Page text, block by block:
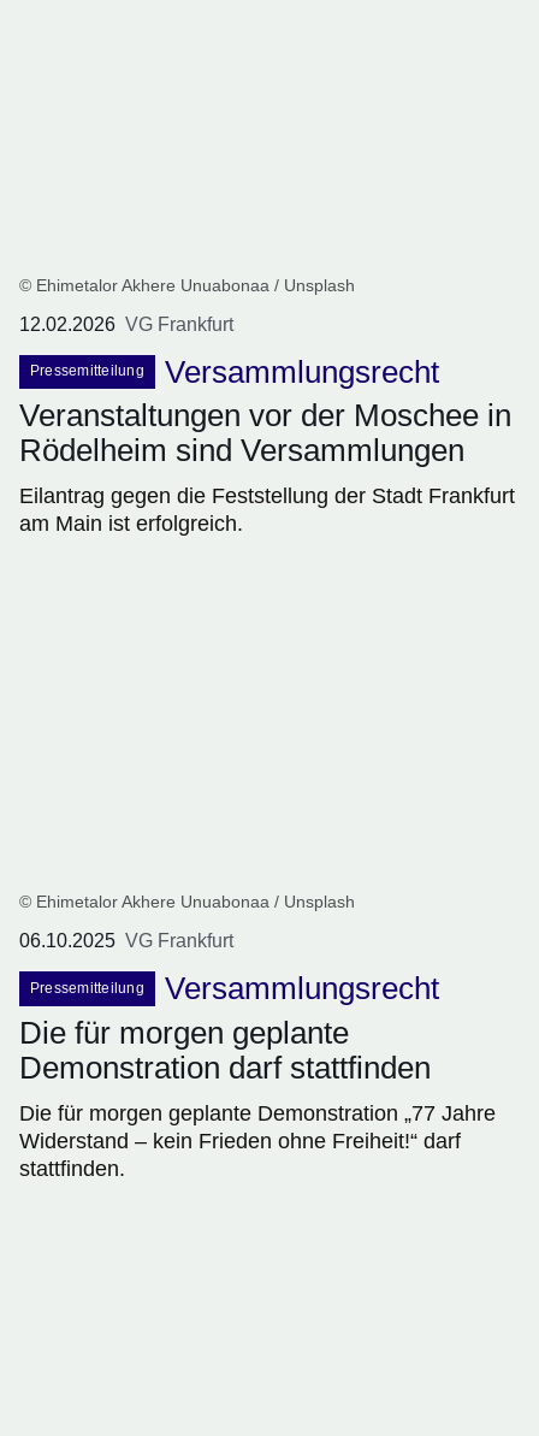
© Ehimetalor Akhere Unuabonaa / Unsplash
12.02.2026 VG Frankfurt
Pressemitteilung
Versammlungsrecht
Veranstaltungen vor der Moschee in
Rödelheim sind Versammlungen
Eilantrag gegen die Feststellung der Stadt Frankfurt
am Main ist erfolgreich.
© Ehimetalor Akhere Unuabonaa / Unsplash
06.10.2025 VG Frankfurt
Pressemitteilung
Versammlungsrecht
Die für morgen geplante
Demonstration darf stattfinden
Die für morgen geplante Demonstration „77 Jahre
Widerstand – kein Frieden ohne Freiheit!“ darf
stattfinden.